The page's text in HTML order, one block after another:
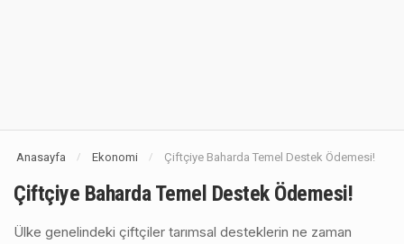
Anasayfa / Ekonomi / Çiftçiye Baharda Temel Destek Ödemesi!
Çiftçiye Baharda Temel Destek Ödemesi!
Ülke genelindeki çiftçiler tarımsal desteklerin ne zaman